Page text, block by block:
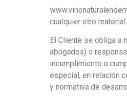
cualquier otro
El Cliente se obliga a
abogados) o
incumplimiento o
especial, en relación
y normativa de